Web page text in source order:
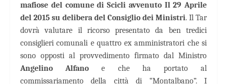
mafiose del comune di Scicli avvenuto Il 29 Aprile
del 2015 su delibera del Consiglio dei Ministri. Il Tar
dovrà valutare il ricorso presentato da ben tredici
consiglieri comunali e quattro ex amministratori che si
sono opposti al provvedimento firmato dal Ministro
Angelino Alfano e che ha portato al
commissariamento della città di “Montalbano”. I